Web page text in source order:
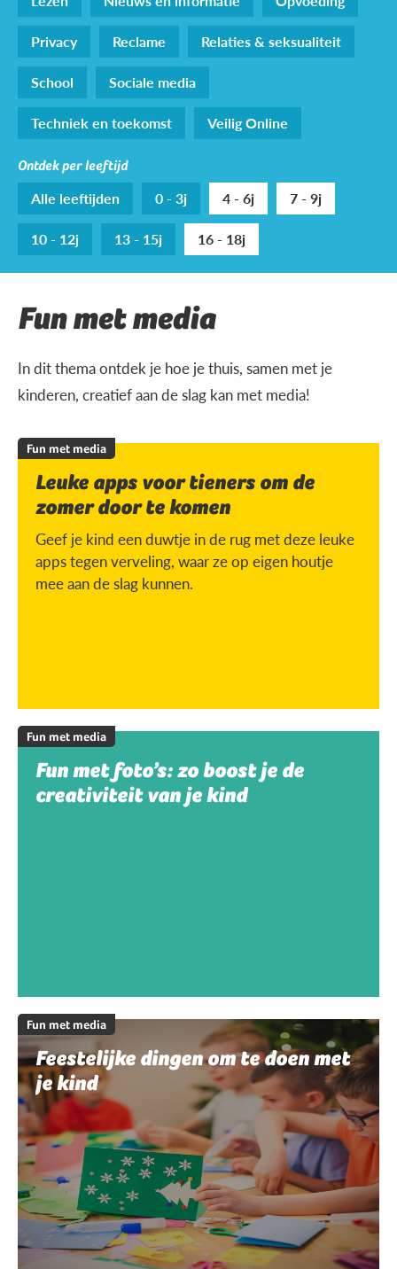
Privacy
Reclame
Relaties & seksualiteit
School
Sociale media
Techniek en toekomst
Veilig Online
Ontdek per leeftijd
Alle leeftijden 0 - 3j 4 - 6j
7 - 9j
10 - 12j
13 - 15j 16 - 18j
Fun met media
In dit thema ontdek je hoe je thuis, samen met je
kinderen, creatief aan de slag kan met media!
Fun met media
Leuke apps voor tieners om de
zomer door te komen
Geef je kind een duwtje in de rug met deze leuke
apps tegen verveling, waar ze op eigen houtje
mee aan de slag kunnen.
Fun met media
Fun met foto’s: zo boost je de
creativiteit van je kind
Fun met media
Feestelijke dingen om te doen met
je kind